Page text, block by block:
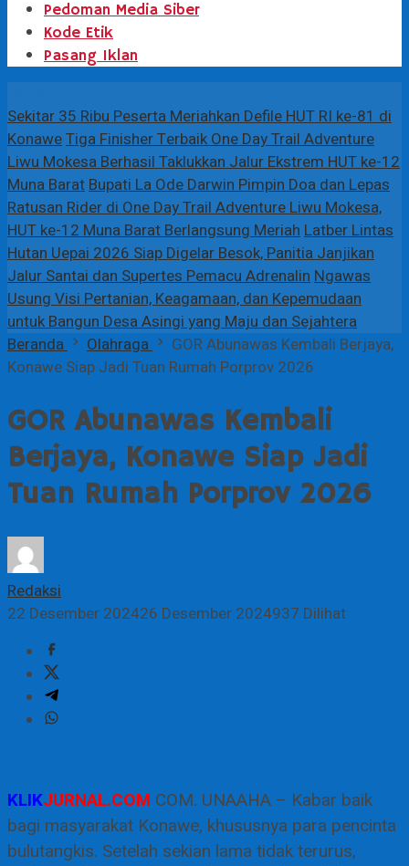
Pedoman Media Siber
Kode Etik
Pasang Iklan
Sekitar 35 Ribu Peserta Meriahkan Defile HUT RI ke-81 di
KonaweTiga Finisher Terbaik One Day Trail Adventure
Liwu Mokesa Berhasil Taklukkan Jalur Ekstrem HUT ke-12
Muna BaratBupati La Ode Darwin Pimpin Doa dan Lepas
Ratusan Rider di One Day Trail Adventure Liwu Mokesa,
HUT ke-12 Muna Barat Berlangsung MeriahLatber Lintas
Hutan Uepai 2026 Siap Digelar Besok, Panitia Janjikan
Jalur Santai dan Supertes Pemacu AdrenalinNgawas
Usung Visi Pertanian, Keagamaan, dan Kepemudaan
untuk Bangun Desa Asingi yang Maju dan Sejahtera
Beranda
Olahraga
GOR Abunawas Kembali Berjaya,
Konawe Siap Jadi Tuan Rumah Porprov 2026
GOR Abunawas Kembali
Berjaya, Konawe Siap Jadi
Tuan Rumah Porprov 2026
Redaksi
22 Desember 202426 Desember 2024937 Dilihat
KLIKJURNAL.COM COM. UNAAHA – Kabar baik
bagi masyarakat Konawe, khususnya para pencinta
bulutangkis. Setelah sekian lama tidak terurus,